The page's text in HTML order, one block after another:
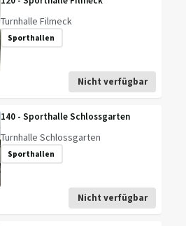
Turnhalle Filmeck
Sporthallen
Nicht verfügbar
140 - Sporthalle Schlossgarten
Turnhalle Schlossgarten
Sporthallen
Nicht verfügbar